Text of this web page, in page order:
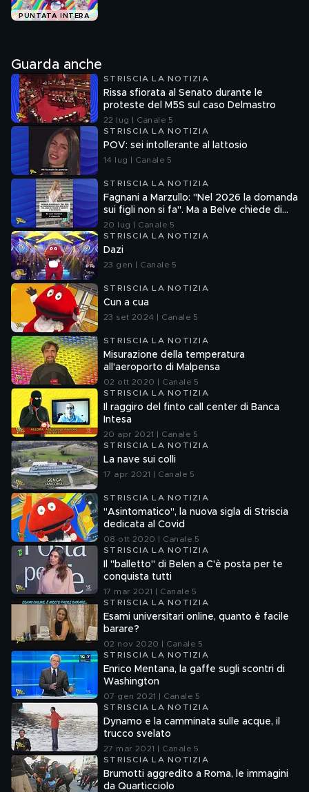
PUNTATA INTERA
Guarda anche
STRISCIA LA NOTIZIA
Rissa sfiorata al Senato durante le
proteste del M5S sul caso Delmastro
22 lug | Canale 5
STRISCIA LA NOTIZIA
POV: sei intollerante al lattosio
14 lug | Canale 5
STRISCIA LA NOTIZIA
Fagnani a Marzullo: "Nel 2026 la domanda
sui figli non si fa". Ma a Belve chiede di
aborto e maternità
20 lug | Canale 5
STRISCIA LA NOTIZIA
Dazi
23 gen | Canale 5
STRISCIA LA NOTIZIA
Cun a cua
23 set 2024 | Canale 5
STRISCIA LA NOTIZIA
Misurazione della temperatura
all'aeroporto di Malpensa
02 ott 2020 | Canale 5
STRISCIA LA NOTIZIA
Il raggiro del finto call center di Banca
Intesa
20 apr 2021 | Canale 5
STRISCIA LA NOTIZIA
La nave sui colli
17 apr 2021 | Canale 5
STRISCIA LA NOTIZIA
"Asintomatico", la nuova sigla di Striscia
dedicata al Covid
08 ott 2020 | Canale 5
STRISCIA LA NOTIZIA
Il "balletto" di Belen a C'è posta per te
conquista tutti
17 mar 2021 | Canale 5
STRISCIA LA NOTIZIA
Esami universitari online, quanto è facile
barare?
02 nov 2020 | Canale 5
STRISCIA LA NOTIZIA
Enrico Mentana, la gaffe sugli scontri di
Washington
07 gen 2021 | Canale 5
STRISCIA LA NOTIZIA
Dynamo e la camminata sulle acque, il
trucco svelato
27 mar 2021 | Canale 5
STRISCIA LA NOTIZIA
Brumotti aggredito a Roma, le immagini
da Quarticciolo